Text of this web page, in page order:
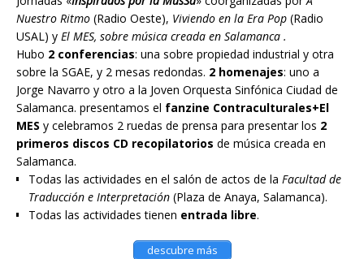
Nuestro Ritmo (Radio Oeste), Viviendo en la Era Pop (Radio
USAL) y El MES, sobre música creada en Salamanca .
Hubo 2 conferencias: una sobre propiedad industrial y otra
sobre la SGAE, y 2 mesas redondas. 2 homenajes: uno a
Jorge Navarro y otro a la Joven Orquesta Sinfónica Ciudad de
Salamanca. presentamos el fanzine Contraculturales+El
MES y celebramos 2 ruedas de prensa para presentar los 2
primeros discos CD recopilatorios de música creada en
Salamanca.
Todas las actividades en el salón de actos de la Facultad de
Traducción e Interpretación (Plaza de Anaya, Salamanca).
Todas las actividades tienen entrada libre.
descubre más